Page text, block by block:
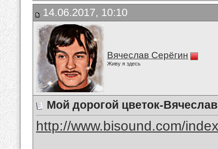
14.06.2017, 10:10
Вячеслав Серёгин
Живу я здесь
Мой дорогой цветок-
http://www.bisound.com/